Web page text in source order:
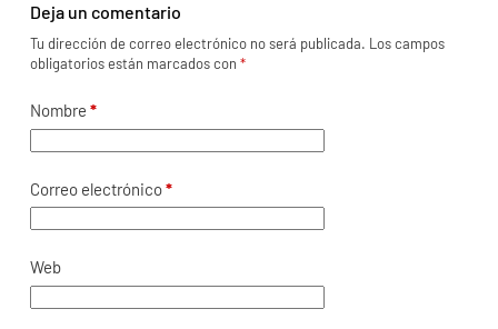
Deja un comentario
Tu dirección de correo electrónico no será publicada. Los campos
obligatorios están marcados con *
Nombre *
Correo electrónico*
Web